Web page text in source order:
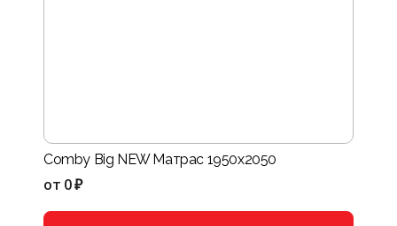
Comby Big NEW Матрас 1950x2050
от 0 ₽